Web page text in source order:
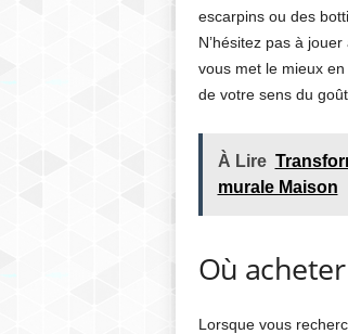
escarpins ou des
N’hésitez pas à
vous met le mieux
de votre sens du goût.
À Lire
murale Maison
Où
Lorsque vous